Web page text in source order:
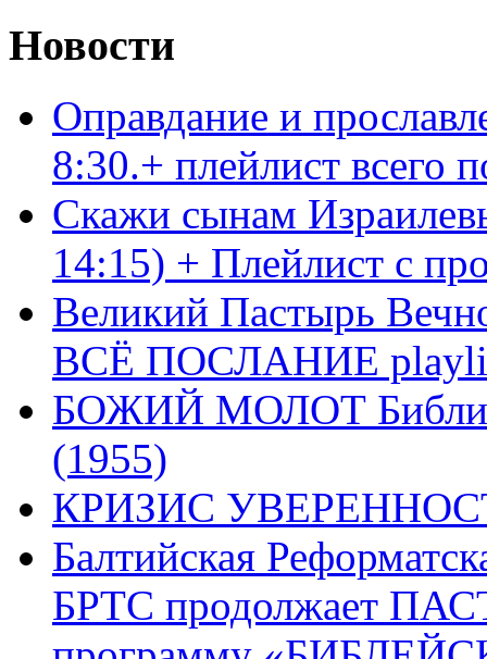
Новости
Оправдание и
8:30.+ плейлист
Скажи сынам
14:15) + Плейлист с
Великий Пастырь
ВСЁ ПОСЛАНИЕ
БОЖИЙ МОЛОТ Библия
(1955)
КРИЗИС
Балтийская
БРТС продолжает